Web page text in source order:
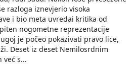
razloga iznevjerio visoka
i bio meta uvredai kritika od
nogometne reprezentacije
je počeo pokazivati pravo lice,
Deset iz deset Nemilosrdnim
već s...